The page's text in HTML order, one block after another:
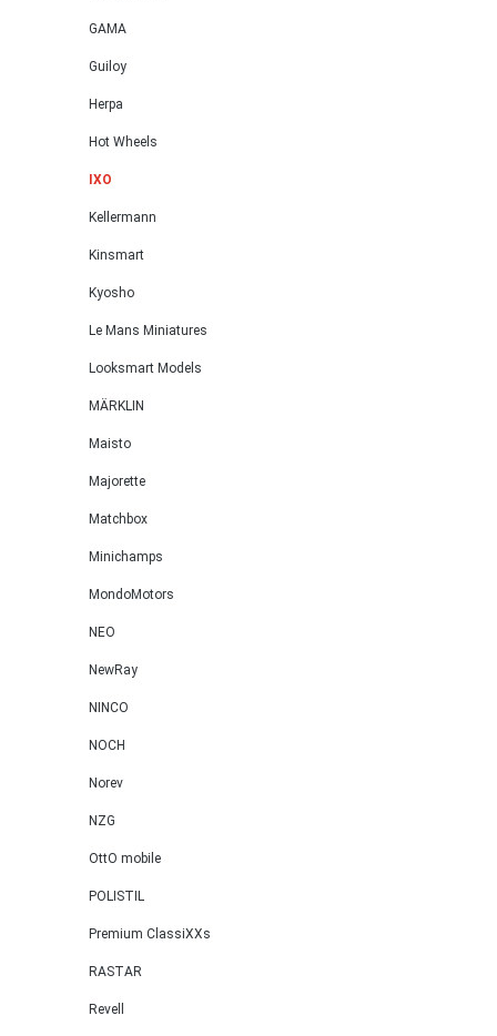
GAMA
Guiloy
Herpa
Hot Wheels
IXO
Kellermann
Kinsmart
Kyosho
Le Mans Miniatures
Looksmart Models
MÄRKLIN
Maisto
Majorette
Matchbox
Minichamps
MondoMotors
NEO
NewRay
NINCO
NOCH
Norev
NZG
OttO mobile
POLISTIL
Premium ClassiXXs
RASTAR
Revell